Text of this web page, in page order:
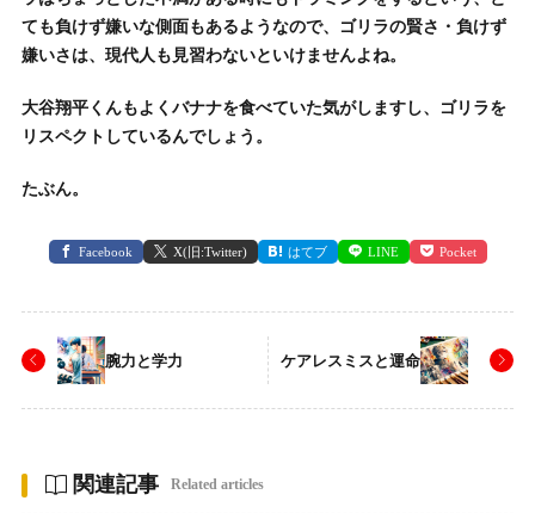
ても負けず嫌いな側面もあるようなので、ゴリラの賢さ・負けず
嫌いさは、現代人も見習わないといけませんよね。
大谷翔平くんもよくバナナを食べていた気がしますし、ゴリラを
リスペクトしているんでしょう。
たぶん。
Facebook X(旧:Twitter) はてブ LINE Pocket
腕力と学力 ケアレスミスと運命
関連記事 Related articles